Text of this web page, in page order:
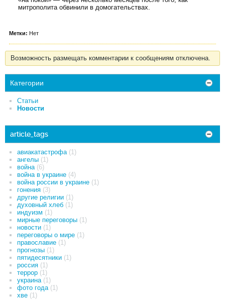
митрополита обвинили в домогательствах.
Метки: Нет
Возможность размещать комментарии к сообщениям отключена.
Категории
Статьи
Новости
article_tags
авиакатастрофа(1)
ангелы (1)
война(6)
война в украине (4)
война россии в украине (1)
гонения (3)
другие религии (1)
духовный хлеб (1)
индуизм (1)
мирные переговоры (1)
новости (1)
переговоры о мире (1)
православие (1)
прогнозы (1)
пятидесятники (1)
россия (1)
террор (1)
украина(1)
фото года(1)
хве (1)